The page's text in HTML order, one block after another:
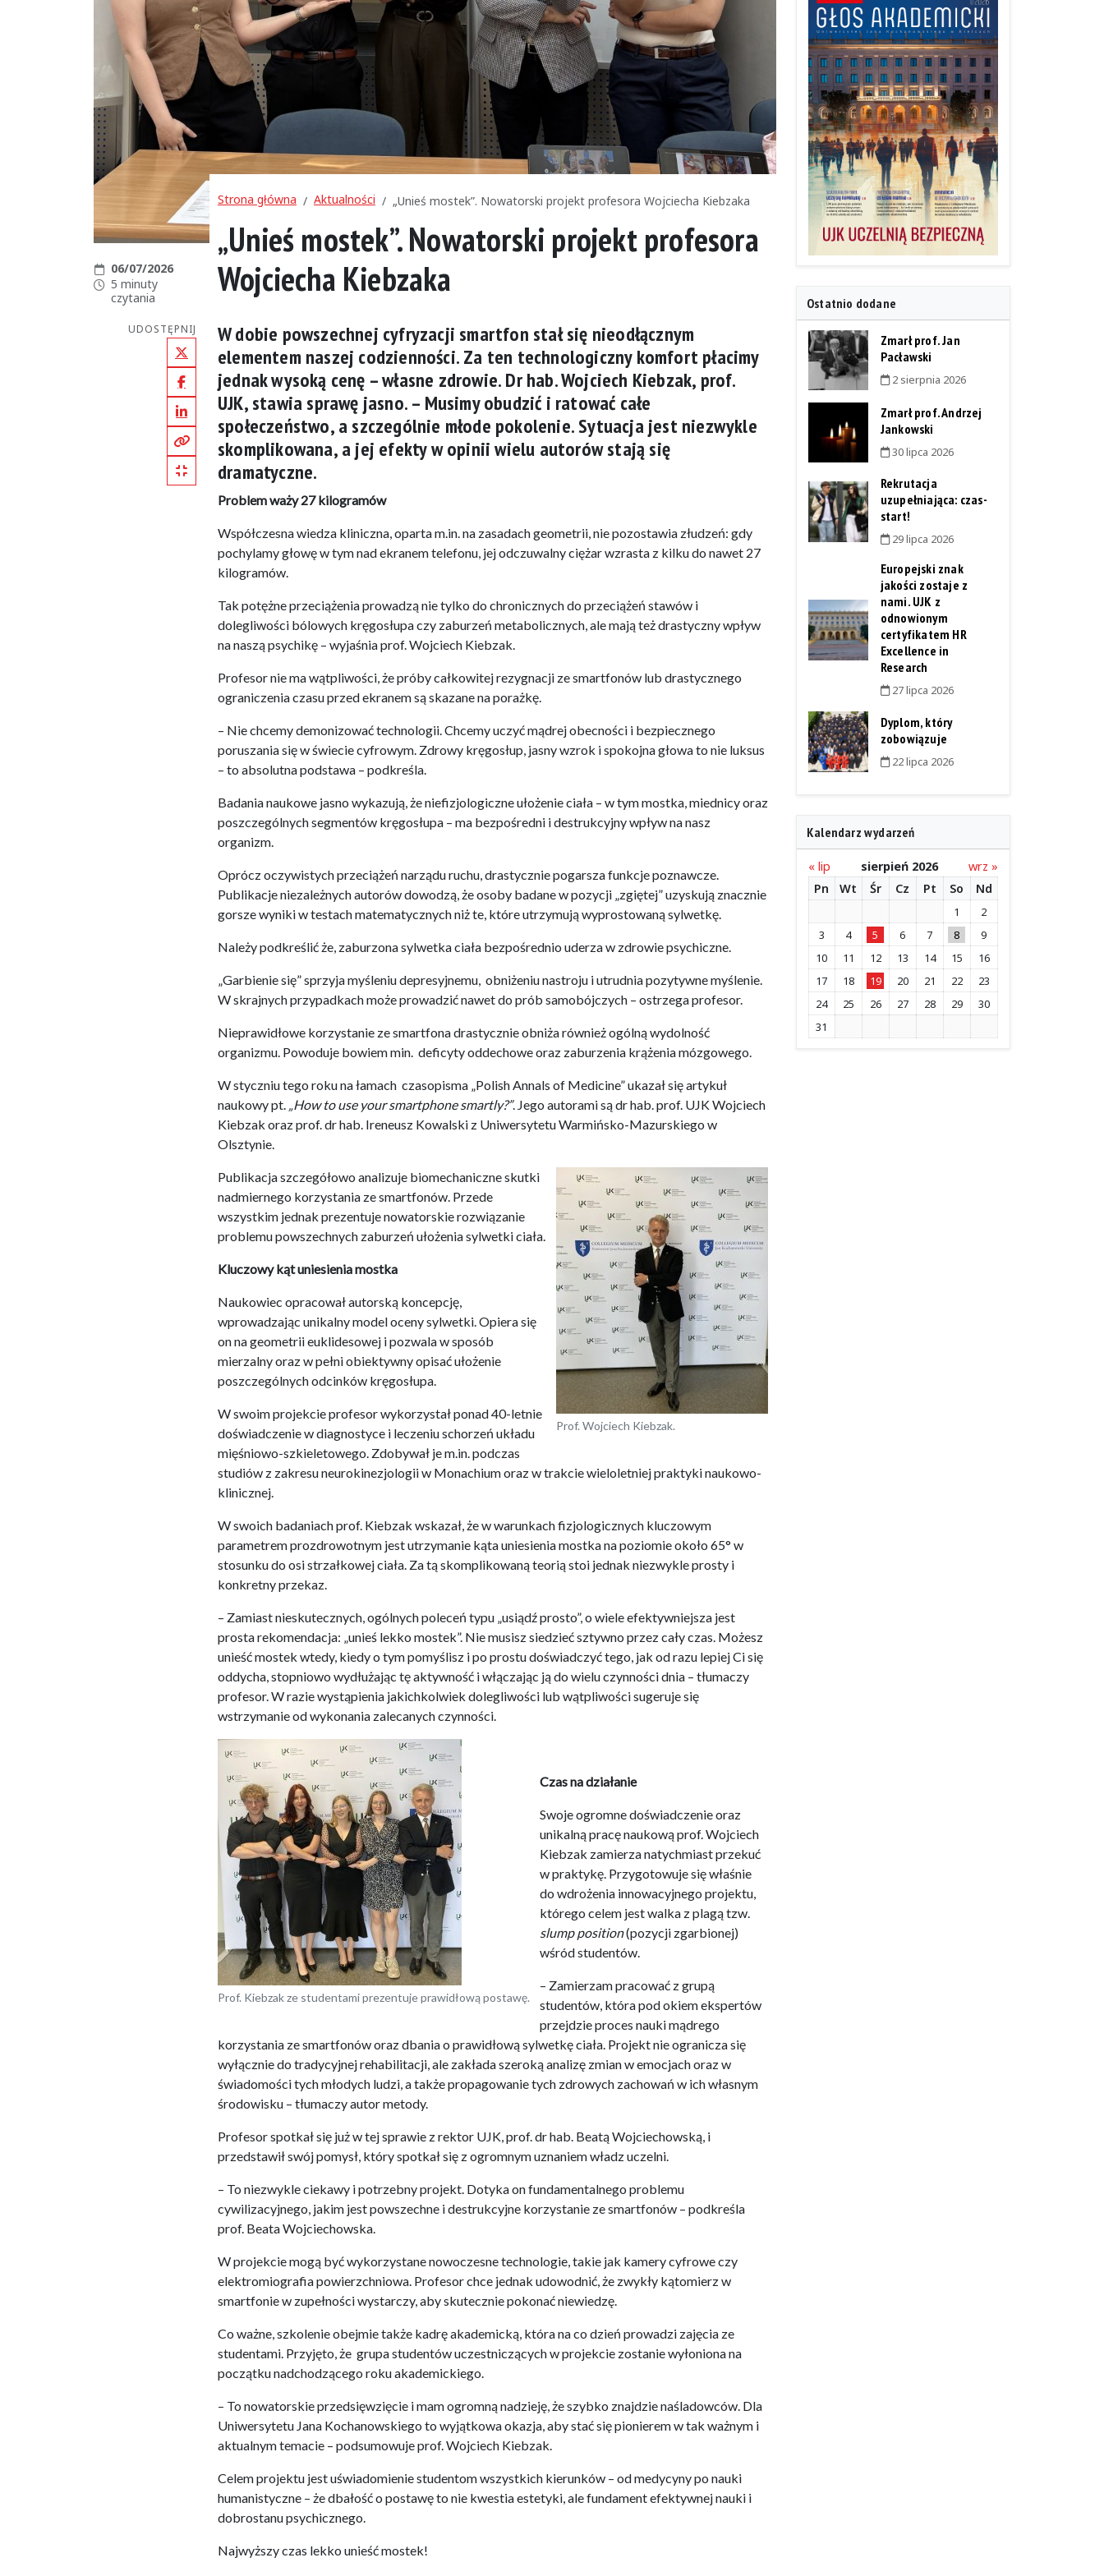
Data publikacji:
06/07/2026
Czas czytania:
5 minuty
czytania
UDOSTĘPNIJ
X (Twitter)
Facebook
LinkedIn
Kopiuj pełny link
Kopiuj krótki link
Strona główna Aktualności „Unieś mostek”. Nowatorski projekt profesora Wojciecha Kiebzaka
„Unieś mostek”. Nowatorski projekt profesora
Wojciecha Kiebzaka
W dobie powszechnej cyfryzacji smartfon stał się nieodłącznym
elementem naszej codzienności. Za ten technologiczny komfort płacimy
jednak wysoką cenę – własne zdrowie. Dr hab. Wojciech Kiebzak, prof.
UJK, stawia sprawę jasno. – Musimy obudzić i ratować całe
społeczeństwo, a szczególnie młode pokolenie. Sytuacja jest niezwykle
skomplikowana, a jej efekty w opinii wielu autorów stają się
dramatyczne.
Problem waży 27 kilogramów
Współczesna wiedza kliniczna, oparta m.in. na zasadach geometrii, nie pozostawia złudzeń: gdy
pochylamy głowę w tym nad ekranem telefonu, jej odczuwalny ciężar wzrasta z kilku do nawet 27
kilogramów.
Tak potężne przeciążenia prowadzą nie tylko do chronicznych do przeciążeń stawów i
dolegliwości bólowych kręgosłupa czy zaburzeń metabolicznych, ale mają też drastyczny wpływ
na naszą psychikę – wyjaśnia prof. Wojciech Kiebzak.
Profesor nie ma wątpliwości, że próby całkowitej rezygnacji ze smartfonów lub drastycznego
ograniczenia czasu przed ekranem są skazane na porażkę.
– Nie chcemy demonizować technologii. Chcemy uczyć mądrej obecności i bezpiecznego
poruszania się w świecie cyfrowym. Zdrowy kręgosłup, jasny wzrok i spokojna głowa to nie luksus
– to absolutna podstawa – podkreśla.
Badania naukowe jasno wykazują, że niefizjologiczne ułożenie ciała – w tym mostka, miednicy oraz
poszczególnych segmentów kręgosłupa – ma bezpośredni i destrukcyjny wpływ na nasz
organizm.
Oprócz oczywistych przeciążeń narządu ruchu, drastycznie pogarsza funkcje poznawcze.
Publikacje niezależnych autorów dowodzą, że osoby badane w pozycji „zgiętej” uzyskują znacznie
gorsze wyniki w testach matematycznych niż te, które utrzymują wyprostowaną sylwetkę.
Należy podkreślić że, zaburzona sylwetka ciała bezpośrednio uderza w zdrowie psychiczne.
„Garbienie się” sprzyja myśleniu depresyjnemu, obniżeniu nastroju i utrudnia pozytywne myślenie.
W skrajnych przypadkach może prowadzić nawet do prób samobójczych – ostrzega profesor.
Nieprawidłowe korzystanie ze smartfona drastycznie obniża również ogólną wydolność
organizmu. Powoduje bowiem min. deficyty oddechowe oraz zaburzenia krążenia mózgowego.
W styczniu tego roku na łamach czasopisma „Polish Annals of Medicine” ukazał się artykuł
naukowy pt. „How to use your smartphone smartly?”. Jego autorami są dr hab. prof. UJK Wojciech
Kiebzak oraz prof. dr hab. Ireneusz Kowalski z Uniwersytetu Warmińsko-Mazurskiego w
Olsztynie.
Prof. Wojciech Kiebzak.
Publikacja szczegółowo analizuje biomechaniczne skutki
nadmiernego korzystania ze smartfonów. Przede
wszystkim jednak prezentuje nowatorskie rozwiązanie
problemu powszechnych zaburzeń ułożenia sylwetki ciała.
Kluczowy kąt uniesienia mostka
Naukowiec opracował autorską koncepcję,
wprowadzając unikalny model oceny sylwetki. Opiera się
on na geometrii euklidesowej i pozwala w sposób
mierzalny oraz w pełni obiektywny opisać ułożenie
poszczególnych odcinków kręgosłupa.
W swoim projekcie profesor wykorzystał ponad 40-letnie
doświadczenie w diagnostyce i leczeniu schorzeń układu
mięśniowo-szkieletowego. Zdobywał je m.in. podczas
studiów z zakresu neurokinezjologii w Monachium oraz w trakcie wieloletniej praktyki naukowo-
klinicznej.
W swoich badaniach prof. Kiebzak wskazał, że w warunkach fizjologicznych kluczowym
parametrem prozdrowotnym jest utrzymanie kąta uniesienia mostka na poziomie około 65° w
stosunku do osi strzałkowej ciała. Za tą skomplikowaną teorią stoi jednak niezwykle prosty i
konkretny przekaz.
– Zamiast nieskutecznych, ogólnych poleceń typu „usiądź prosto”, o wiele efektywniejsza jest
prosta rekomendacja: „unieś lekko mostek”. Nie musisz siedzieć sztywno przez cały czas. Możesz
unieść mostek wtedy, kiedy o tym pomyślisz i po prostu doświadczyć tego, jak od razu lepiej Ci się
oddycha, stopniowo wydłużając tę aktywność i włączając ją do wielu czynności dnia – tłumaczy
profesor. W razie wystąpienia jakichkolwiek dolegliwości lub wątpliwości sugeruje się
wstrzymanie od wykonania zalecanych czynności.
Prof. Kiebzak ze studentami prezentuje prawidłową postawę.
Czas na działanie
Swoje ogromne doświadczenie oraz
unikalną pracę naukową prof. Wojciech
Kiebzak zamierza natychmiast przekuć
w praktykę. Przygotowuje się właśnie
do wdrożenia innowacyjnego projektu,
którego celem jest walka z plagą tzw.
slump position(pozycji zgarbionej)
wśród studentów.
– Zamierzam pracować z grupą
studentów, która pod okiem ekspertów
przejdzie proces nauki mądrego
korzystania ze smartfonów oraz dbania o prawidłową sylwetkę ciała. Projekt nie ogranicza się
wyłącznie do tradycyjnej rehabilitacji, ale zakłada szeroką analizę zmian w emocjach oraz w
świadomości tych młodych ludzi, a także propagowanie tych zdrowych zachowań w ich własnym
środowisku – tłumaczy autor metody.
Profesor spotkał się już w tej sprawie z rektor UJK, prof. dr hab. Beatą Wojciechowską, i
przedstawił swój pomysł, który spotkał się z ogromnym uznaniem władz uczelni.
– To niezwykle ciekawy i potrzebny projekt. Dotyka on fundamentalnego problemu
cywilizacyjnego, jakim jest powszechne i destrukcyjne korzystanie ze smartfonów – podkreśla
prof. Beata Wojciechowska.
W projekcie mogą być wykorzystane nowoczesne technologie, takie jak kamery cyfrowe czy
elektromiografia powierzchniowa. Profesor chce jednak udowodnić, że zwykły kątomierz w
smartfonie w zupełności wystarczy, aby skutecznie pokonać niewiedzę.
Co ważne, szkolenie obejmie także kadrę akademicką, która na co dzień prowadzi zajęcia ze
studentami. Przyjęto, że grupa studentów uczestniczących w projekcie zostanie wyłoniona na
początku nadchodzącego roku akademickiego.
– To nowatorskie przedsięwzięcie i mam ogromną nadzieję, że szybko znajdzie naśladowców. Dla
Uniwersytetu Jana Kochanowskiego to wyjątkowa okazja, aby stać się pionierem w tak ważnym i
aktualnym temacie – podsumowuje prof. Wojciech Kiebzak.
Celem projektu jest uświadomienie studentom wszystkich kierunków – od medycyny po nauki
humanistyczne – że dbałość o postawę to nie kwestia estetyki, ale fundament efektywnej nauki i
dobrostanu psychicznego.
Najwyższy czas lekko unieść mostek!
Ostatnio dodane
Zmarł prof. Jan
Pacławski
2 sierpnia 2026
Zmarł prof. Andrzej
Jankowski
30 lipca 2026
Rekrutacja
uzupełniająca: czas-
start!
29 lipca 2026
Europejski znak
jakości zostaje z
nami. UJK z
odnowionym
certyfikatem HR
Excellence in
Research
27 lipca 2026
Dyplom, który
zobowiązuje
22 lipca 2026
Kalendarz wydarzeń
« lip sierpień 2026
wrz »
Pn
Wt Śr Cz Pt So Nd
1
2
3
4 5 6 7 8
9
10
11 12 13 14 15
16
17
18 19 20 21 22
23
24
25 26 27 28 29
30
31